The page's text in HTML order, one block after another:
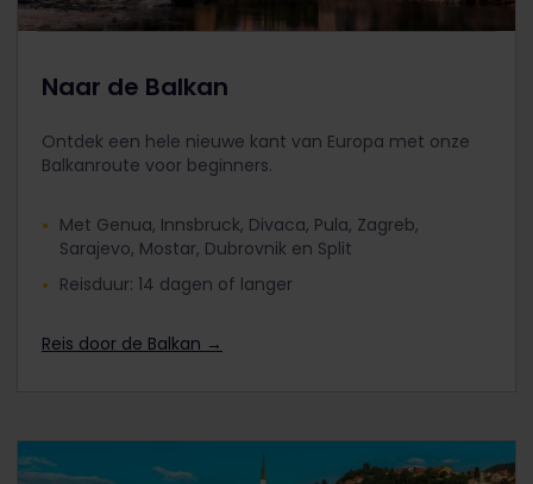
Naar de Balkan
Ontdek een hele nieuwe kant van Europa met onze
Balkanroute voor beginners.
Met Genua, Innsbruck, Divaca, Pula, Zagreb,
Sarajevo, Mostar, Dubrovnik en Split
Reisduur: 14 dagen of langer
Reis door de Balkan →